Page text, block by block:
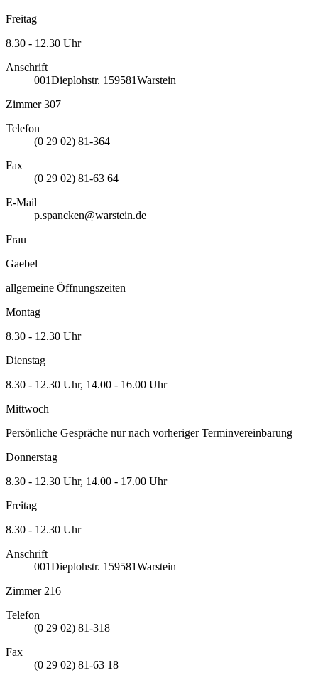
Freitag
8.30 - 12.30 Uhr
Anschrift
001Dieplohstr. 1 59581Warstein
Zimmer 307
Telefon
(0 29 02) 81-364
Fax
(0 29 02) 81-63 64
E-Mail
p.spancken@warstein.de
Frau
Gaebel
allgemeine Öffnungszeiten
Montag
8.30 - 12.30 Uhr
Dienstag
8.30 - 12.30 Uhr, 14.00 - 16.00 Uhr
Mittwoch
Persönliche Gespräche nur nach vorheriger Terminvereinbarung
Donnerstag
8.30 - 12.30 Uhr, 14.00 - 17.00 Uhr
Freitag
8.30 - 12.30 Uhr
Anschrift
001Dieplohstr. 1 59581Warstein
Zimmer 216
Telefon
(0 29 02) 81-318
Fax
(0 29 02) 81-63 18